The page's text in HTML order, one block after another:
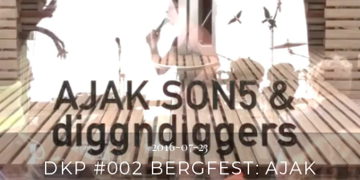
2016-07-23
DKP #002 BERGFEST: AJAK